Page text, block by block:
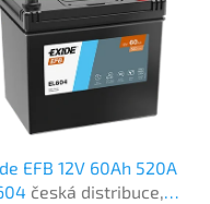
EFB 12V 60Ah 520A
česká distribuce,